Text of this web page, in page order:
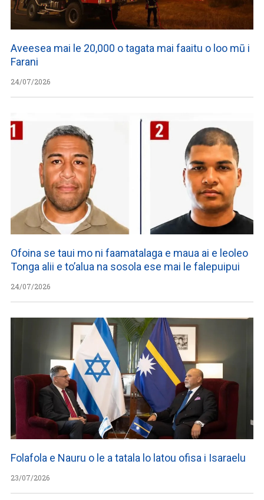
Aveesea mai le 20,000 o tagata mai faaitu o loo mū i
Farani
24/07/2026
Ofoina se taui mo ni faamatalaga e maua ai e leoleo
Tonga alii e to’alua na sosola ese mai le falepuipui
24/07/2026
Folafola e Nauru o le a tatala lo latou ofisa i Isaraelu
23/07/2026